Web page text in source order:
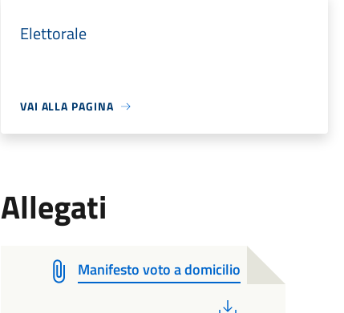
Elettorale
VAI ALLA PAGINA
Allegati
Manifesto voto a domicilio